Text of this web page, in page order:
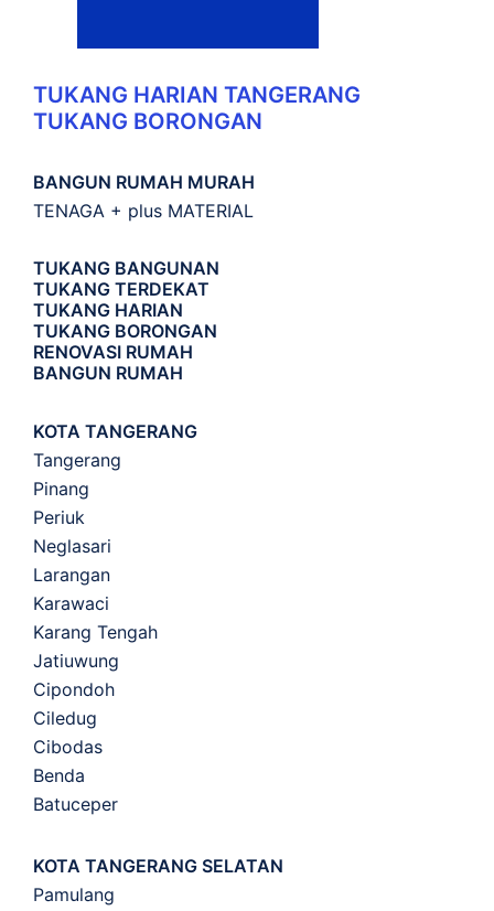
TUKANG HARIAN TANGERANG
TUKANG BORONGAN
BANGUN RUMAH MURAH
TENAGA + plus MATERIAL
TUKANG BANGUNAN
TUKANG TERDEKAT
TUKANG HARIAN
TUKANG BORONGAN
RENOVASI RUMAH
BANGUN RUMAH
KOTA TANGERANG
Tangerang
Pinang
Periuk
Neglasari
Larangan
Karawaci
Karang Tengah
Jatiuwung
Cipondoh
Ciledug
Cibodas
Benda
Batuceper
KOTA TANGERANG SELATAN
Pamulang